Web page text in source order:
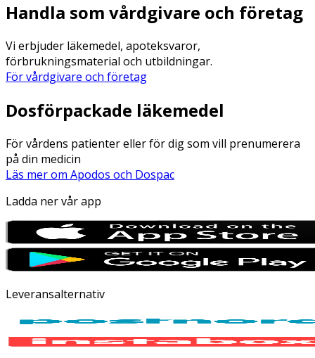
Handla som vårdgivare och företag
Vi erbjuder läkemedel, apoteksvaror,
förbrukningsmaterial och utbildningar.
För vårdgivare och företag
Dosförpackade läkemedel
För vårdens patienter eller för dig som vill prenumerera
på din medicin
Läs mer om Apodos och Dospac
Ladda ner vår app
Leveransalternativ